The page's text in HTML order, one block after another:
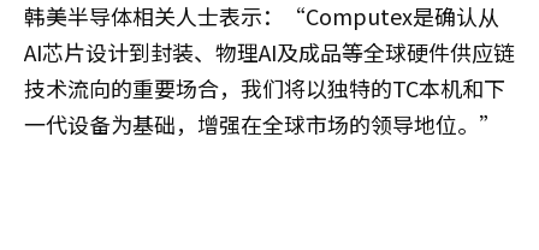
韩美半导体相关人士表示：“Computex是确认从
AI芯片设计到封装、物理AI及成品等全球硬件供应链
技术流向的重要场合，我们将以独特的TC本机和下
一代设备为基础，增强在全球市场的领导地位。”